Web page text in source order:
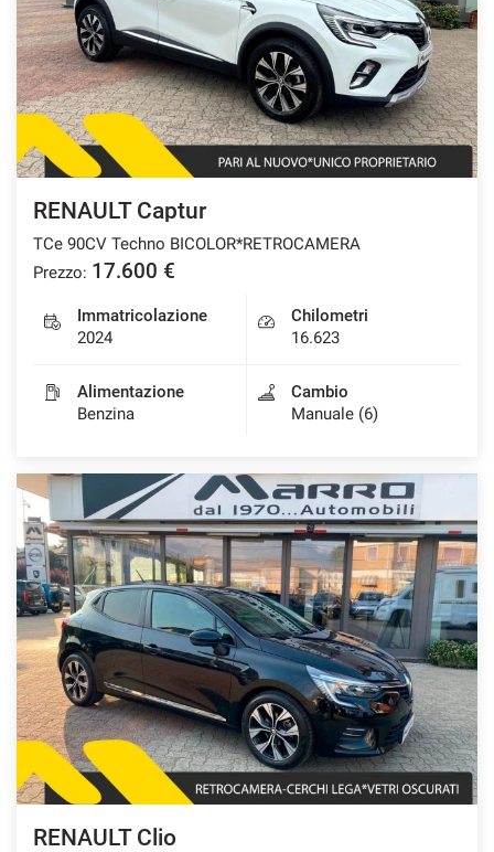
RENAULT Captur
TCe 90CV Techno BICOLOR*RETROCAMERA
Prezzo: 17.600 €
Immatricolazione
2024
Chilometri
16.623
Alimentazione
Benzina
Cambio
Manuale (6)
RENAULT Clio